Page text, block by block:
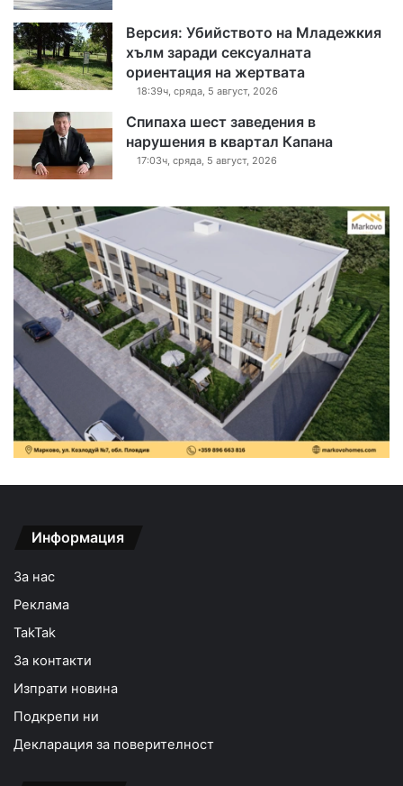
Версия: Убийството на Младежкия
хълм заради сексуалната
ориентация на жертвата
18:39ч, сряда, 5 август, 2026
Спипаха шест заведения в
нарушения в квартал Капана
17:03ч, сряда, 5 август, 2026
Информация
За нас
Реклама
TakTak
За контакти
Изпрати новина
Подкрепи ни
Декларация за поверителност